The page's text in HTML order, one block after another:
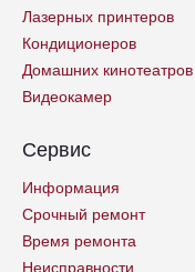
Лазерных принтеров
Кондиционеров
Домашних кинотеатров
Видеокамер
Сервис
Информация
Срочный ремонт
Время ремонта
Неисправности